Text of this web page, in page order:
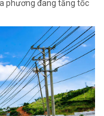
phương đang tăng tốc